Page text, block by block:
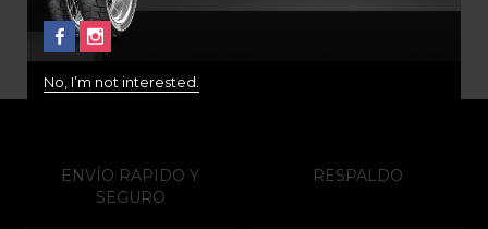
No, I’m not interested.
ENVÍO RAPIDO Y
SEGURO
RESPALDO